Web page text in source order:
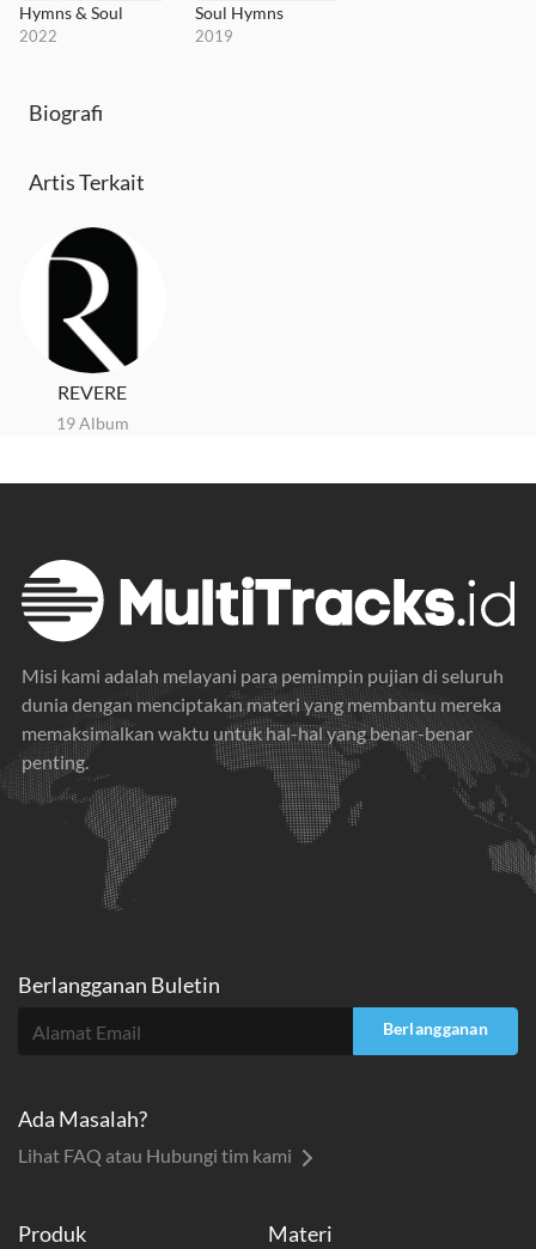
Hymns & Soul
2022
Soul Hymns
2019
Biografi
Artis Terkait
REVERE
19 Album
Misi kami adalah melayani para pemimpin pujian di seluruh
dunia dengan menciptakan materi yang membantu mereka
memaksimalkan waktu untuk hal-hal yang benar-benar
penting.
Produk Materi
Berlangganan Buletin
Berlangganan
Ada Masalah?
Lihat FAQ atau Hubungi tim kami